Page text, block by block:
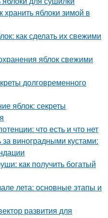
яблоки зимой в
как сделать их свежими
яблок свежими
долговременного
яблок: секреты
что есть и что нет
виноградными кустами:
как получить богатый
лета: основные этапы и
развития для